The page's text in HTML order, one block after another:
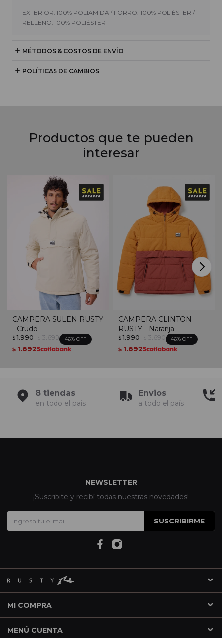
EXTERIOR: 100% POLIAMIDA / FORRO: 100% POLIÉSTER /
RELLENO: 100% POLIÉSTER
MÉTODOS & COSTOS DE ENVÍO
POLÍTICAS DE CAMBIOS
Productos que te pueden
interesar
CAMPERA SULEN RUSTY
- Crudo
$ 1.990 $ 3.690 46
$ 1.692
CAMPERA CLINTON
RUSTY - Naranja
$ 1.990 $ 3.690 46
$ 1.692
8 tiendas
en todo el pais
Envios
a todo el país
MI COMPRA
MENÚ CUENTA
NEWSLETTER
¡Suscribite y recibí todas nuestras novedades!
SUSCRIBIRME